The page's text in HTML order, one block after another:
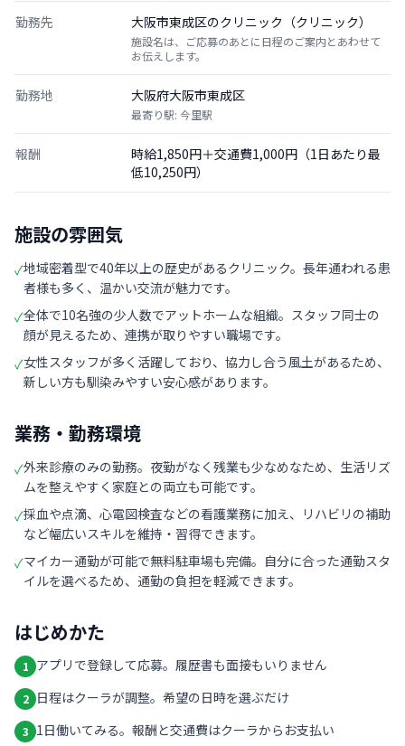
勤務先 大阪市東成区のクリニック（クリニック）
施設名は、ご応募のあとに日程のご案内とあわせて
お伝えします。
勤務地 大阪府大阪市東成区
最寄り駅: 今里駅
報酬
時給1,850円＋交通費1,000円（1日あたり最
低10,250円）
施設の雰囲気
✓地域密着型で40年以上の歴史があるクリニック。長年通われる患
者様も多く、温かい交流が魅力です。
✓全体で10名強の少人数でアットホームな組織。スタッフ同士の
顔が見えるため、連携が取りやすい職場です。
✓女性スタッフが多く活躍しており、協力し合う風土があるため、
新しい方も馴染みやすい安心感があります。
業務・勤務環境
✓外来診療のみの勤務。夜勤がなく残業も少なめなため、生活リズ
ムを整えやすく家庭との両立も可能です。
✓採血や点滴、心電図検査などの看護業務に加え、リハビリの補助
など幅広いスキルを維持・習得できます。
✓マイカー通勤が可能で無料駐車場も完備。自分に合った通勤スタ
イルを選べるため、通勤の負担を軽減できます。
はじめかた
1 アプリで登録して応募。履歴書も面接もいりません
2 日程はクーラが調整。希望の日時を選ぶだけ
3 1日働いてみる。報酬と交通費はクーラからお支払い